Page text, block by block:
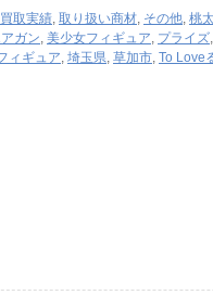
取実績, 取り扱い商材, その他, 桃
ガン, 美少女フィギュア, プライズ,
ィギュア, 埼玉県, 草加市, To ​Love